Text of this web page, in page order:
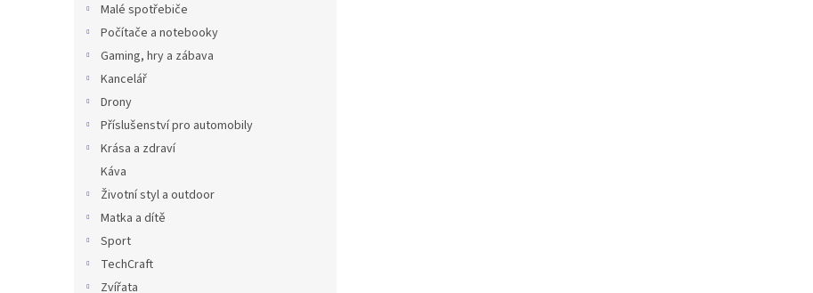
Malé spotřebiče
Počítače a notebooky
Gaming, hry a zábava
Kancelář
Drony
Příslušenství pro automobily
Krása a zdraví
Káva
Životní styl a outdoor
Matka a dítě
Sport
TechCraft
Zvířata